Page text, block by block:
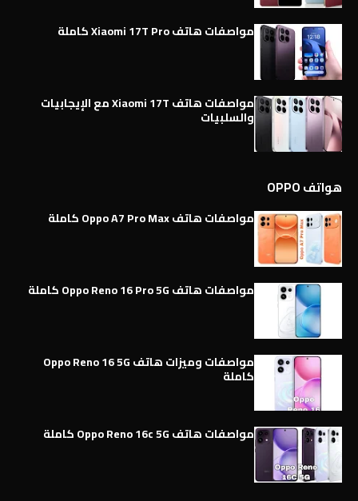
مواصفات هاتف Xiaomi 17T Pro كاملة
مواصفات هاتف Xiaomi 17T مع الإيجابيات
والسلبيات
هواتف OPPO
مواصفات هاتف Oppo A7 Pro Max كاملة
مواصفات هاتف Oppo Reno 16 Pro 5G كاملة
مواصفات وميزات هاتف Oppo Reno 16 5G
كاملة
مواصفات هاتف Oppo Reno 16c 5G كاملة